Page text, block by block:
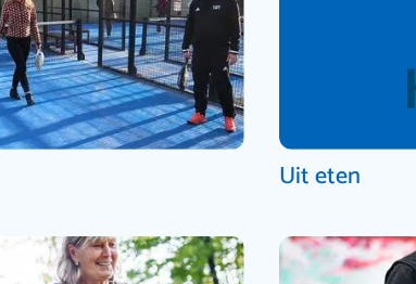
Uit eten